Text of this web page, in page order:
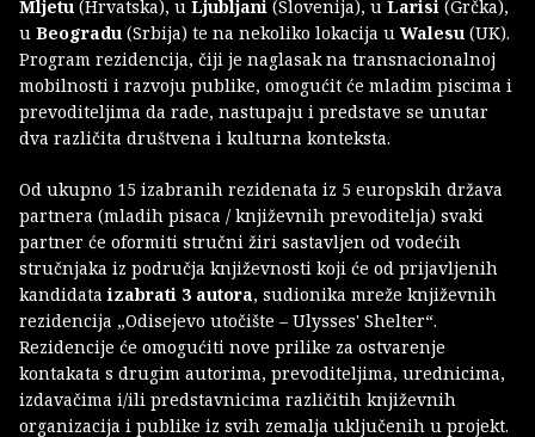
Mljetu (Hrvatska), u Ljubljani (Slovenija), u Larisi (Grčka),
u Beogradu (Srbija) te na nekoliko lokacija u Walesu (UK).
Program rezidencija, čiji je naglasak na transnacionalnoj
mobilnosti i razvoju publike, omogućit će mladim piscima i
prevoditeljima da rade, nastupaju i predstave se unutar
dva različita društvena i kulturna konteksta.
Od ukupno 15 izabranih rezidenata iz 5 europskih država
partnera (mladih pisaca / književnih prevoditelja) svaki
partner će oformiti stručni žiri sastavljen od vodećih
stručnjaka iz područja književnosti koji će od prijavljenih
kandidataizabrati 3 autora, sudionika mreže književnih
rezidencija „Odisejevo utočište – Ulysses' Shelter“.
Rezidencije će omogućiti nove prilike za ostvarenje
kontakata s drugim autorima, prevoditeljima, urednicima,
izdavačima i/ili predstavnicima različitih književnih
organizacija i publike iz svih zemalja uključenih u projekt.